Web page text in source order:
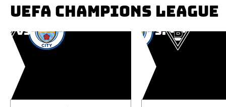
UEFA CHAMPIONS LEAGUE